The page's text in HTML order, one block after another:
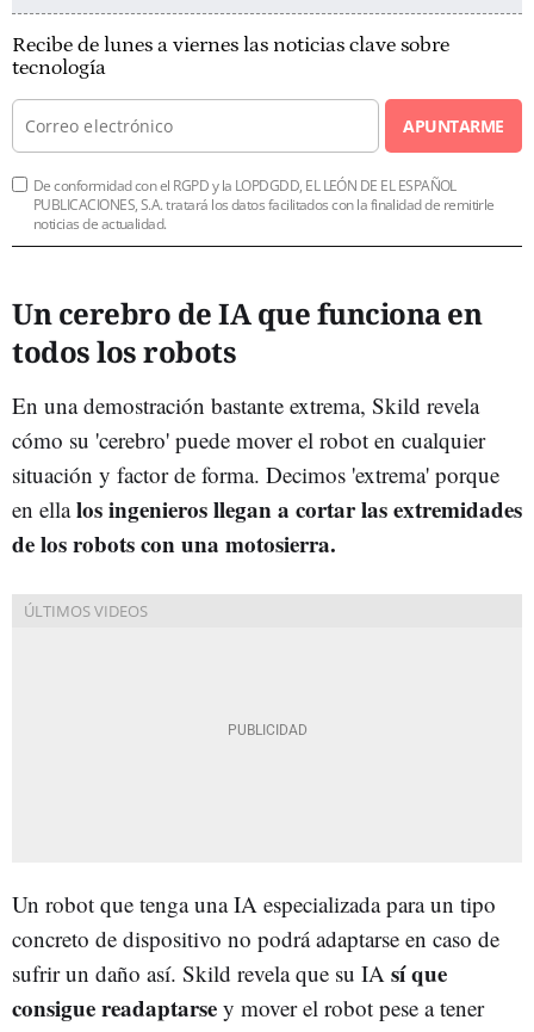
Recibe de lunes a viernes las noticias clave sobre
tecnología
APUNTARME
De conformidad con el RGPD y la LOPDGDD, EL LEÓN DE EL ESPAÑOL
PUBLICACIONES, S.A. tratará los datos facilitados con la finalidad de remitirle
noticias de actualidad.
Un cerebro de IA que funciona en
todos los robots
En una demostración bastante extrema, Skild revela
cómo su 'cerebro' puede mover el robot en cualquier
situación y factor de forma. Decimos 'extrema' porque
en ellalos ingenieros llegan a cortar las extremidades
de los robots con una motosierra.
Un robot que tenga una IA especializada para un tipo
concreto de dispositivo no podrá adaptarse en caso de
sufrir un daño así. Skild revela que su IA sí que
consigue readaptarse y mover el robot pese a tener